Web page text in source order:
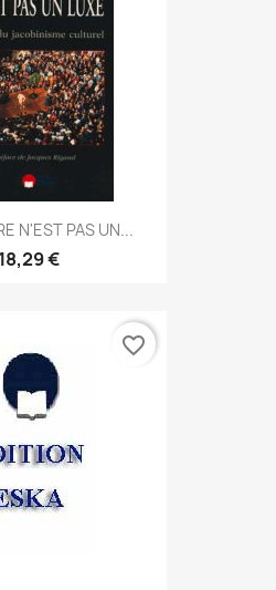
N'EST PAS UN...
18,29 €
favorite_border